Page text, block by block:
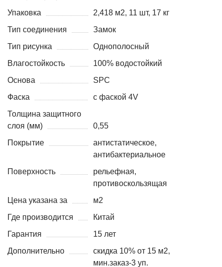
Упаковка
2,418 м2, 11 шт, 17 кг
Тип соединения
Замок
Тип рисунка
Однополосный
Влагостойкость
100% водостойкий
Основа
SPC
Фаска
с фаской 4V
Толщина защитного
слоя (мм)
0,55
Покрытие
антистатическое,
антибактериальное
Поверхность
рельефная,
противоскользящая
Цена указана за
м2
Где производится
Китай
Гарантия
15 лет
Дополнительно
скидка 10% от 15 м2,
мин.заказ-3 уп.